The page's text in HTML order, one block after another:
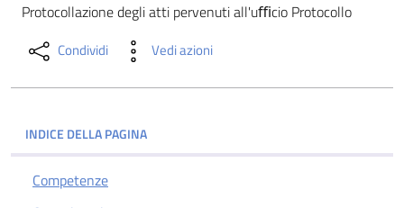
Protocollazione degli atti pervenuti all'uﬃcio Protocollo
Condividi Vedi azioni
INDICE DELLA PAGINA
Competenze